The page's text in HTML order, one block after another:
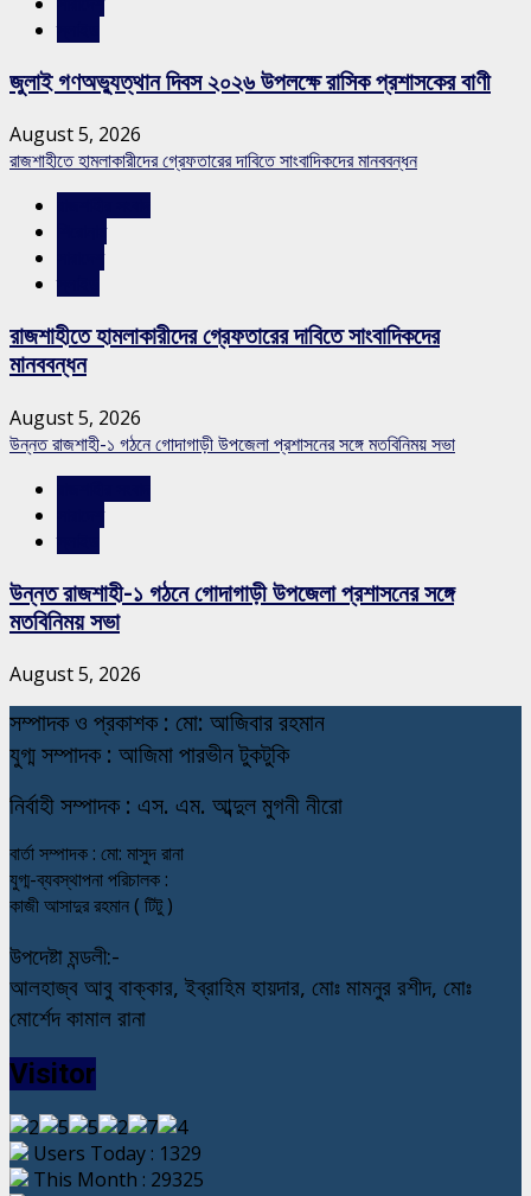
জুলাই গণঅভ্যুত্থান দিবস ২০২৬ উপলক্ষে রাসিক প্রশাসকের বাণী
August 5, 2026
রাজশাহীতে হামলাকারীদের গ্রেফতারের দাবিতে সাংবাদিকদের মানববন্ধন
রাজশাহীতে হামলাকারীদের গ্রেফতারের দাবিতে সাংবাদিকদের
মানববন্ধন
August 5, 2026
উন্নত রাজশাহী-১ গঠনে গোদাগাড়ী উপজেলা প্রশাসনের সঙ্গে মতবিনিময় সভা
উন্নত রাজশাহী-১ গঠনে গোদাগাড়ী উপজেলা প্রশাসনের সঙ্গে
মতবিনিময় সভা
August 5, 2026
সম্পাদক ও প্রকাশক : মো: আজিবার রহমান
যুগ্ম সম্পাদক : আজিমা পারভীন টুকটুকি
নির্বাহী সম্পাদক : এস. এম. আব্দুল মুগনী নীরো
বার্তা সম্পাদক : মো: মাসুদ রানা
যুগ্ম-ব্যবস্থাপনা পরিচালক :
কাজী আসাদুর রহমান ( টিটু )
উপদেষ্টা মন্ডলী:-
আলহাজ্ব আবু বাক্কার, ইব্রাহিম হায়দার, মোঃ মামনুর রশীদ, মোঃ
মোর্শেদ কামাল রানা
Visitor
Users Today : 1329
This Month : 29325